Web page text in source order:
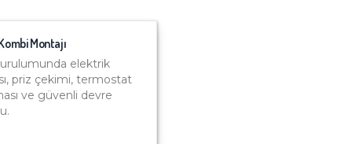
Montajı
elektrik
priz çekimi, termostat
ve güvenli devre